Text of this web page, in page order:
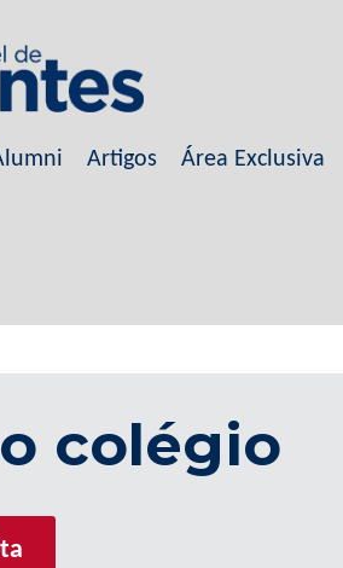
Artigos Área Exclusiva
colégio